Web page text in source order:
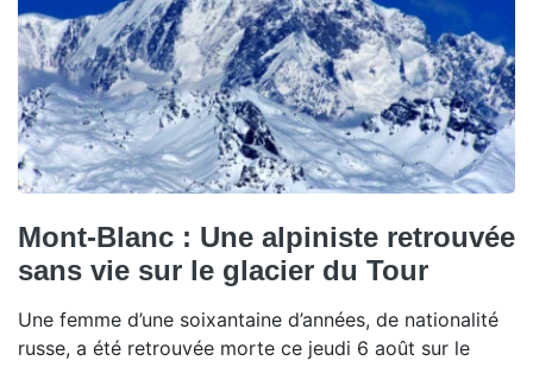
Mont-Blanc : Une alpiniste retrouvée
sans vie sur le glacier du Tour
Une femme d’une soixantaine d’années, de nationalité
russe, a été retrouvée morte ce jeudi 6 août sur le